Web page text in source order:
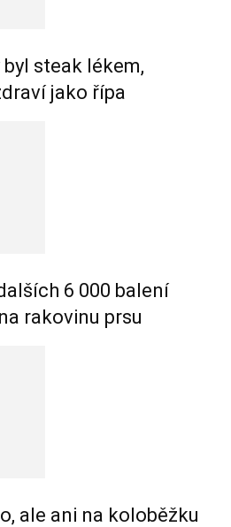
steak lékem,
jako řípa
6 000 balení
rakovinu prsu
ale ani na koloběžku